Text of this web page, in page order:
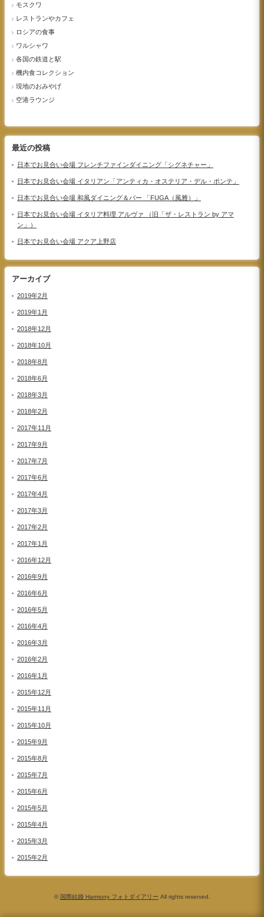
モスクワ
レストランやカフェ
ロシアの食事
ワルシャワ
各国の鉄道と駅
機内食コレクション
現地のおみやげ
空港ラウンジ
最近の投稿
日本でお見合い会場 フレンチファインダイニング「シグネチャー」
日本でお見合い会場 イタリアン「アンティカ・オステリア・デル・ポンテ」
日本でお見合い会場 和風ダイニング＆バー 「FUGA（風雅）」
日本でお見合い会場 イタリア料理 アルヴァ （旧「ザ・レストラン by アマ
ン」）
日本でお見合い会場 アクア上野店
アーカイブ
2019年2月
2019年1月
2018年12月
2018年10月
2018年8月
2018年6月
2018年3月
2018年2月
2017年11月
2017年9月
2017年7月
2017年6月
2017年4月
2017年3月
2017年2月
2017年1月
2016年12月
2016年9月
2016年6月
2016年5月
2016年4月
2016年3月
2016年2月
2016年1月
2015年12月
2015年11月
2015年10月
2015年9月
2015年8月
2015年7月
2015年6月
2015年5月
2015年4月
2015年3月
2015年2月
© 国際結婚 Harmony フォトダイアリー All rights reserved.